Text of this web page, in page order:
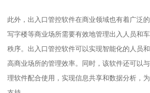
此外，出入口管控软件在商业领域也有着广泛的
写字楼等商业场所需要有效地管理出入人员和
秩序。出入口管控软件可以实现智能化的人员
高商业场所的管理效率。同时，该软件还可以
理软件配合使用，实现信息共享和数据分析，